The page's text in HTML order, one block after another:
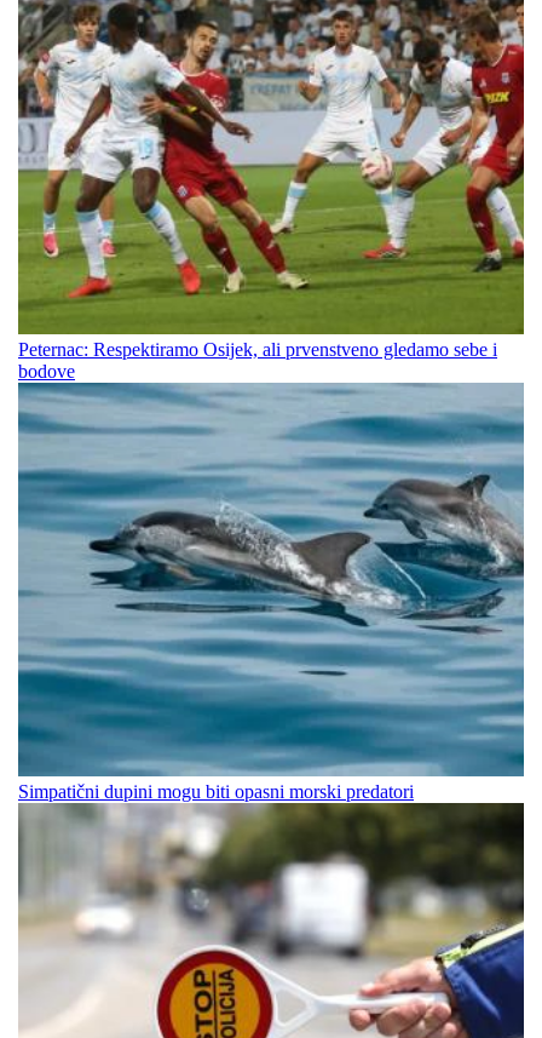
Peternac: Respektiramo Osijek, ali prvenstveno gledamo sebe i
bodove
Simpatični dupini mogu biti opasni morski predatori